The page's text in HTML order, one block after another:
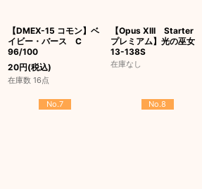
【DMEX-15 コモン】ベ
イビー・バース C
96/100
20円(税込)
在庫数 16点
【Opus XIII Starter
プレミアム】光の巫女
13-138S
在庫なし
No.7 No.8